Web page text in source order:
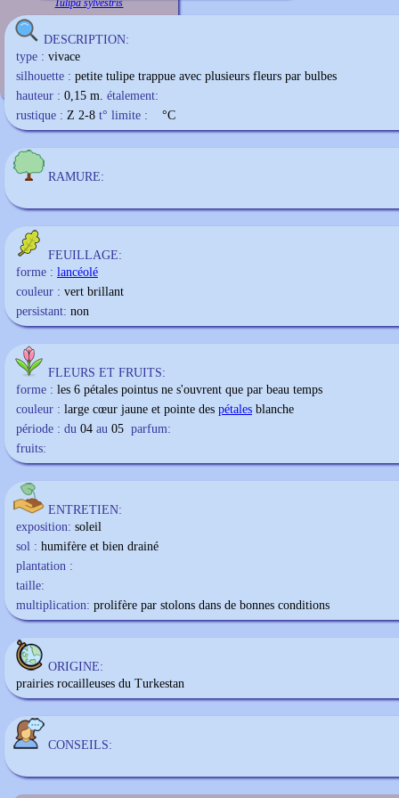
Tulipa sylvestris
DESCRIPTION:
type : vivace
silhouette : petite tulipe trappue avec plusieurs fleurs par bulbes
hauteur : 0,15 m. étalement:
rustique : Z 2-8 t° limite : °C
RAMURE:
FEUILLAGE:
forme : lancéolé
couleur : vert brillant
persistant: non
FLEURS ET FRUITS:
forme : les 6 pétales pointus ne s'ouvrent que par beau temps
couleur : large cœur jaune et pointe des pétales blanche
période : du 04 au 05 parfum:
fruits:
ENTRETIEN:
exposition: soleil
sol : humifère et bien drainé
plantation :
taille:
multiplication: prolifère par stolons dans de bonnes conditions
ORIGINE:
prairies rocailleuses du Turkestan
CONSEILS: